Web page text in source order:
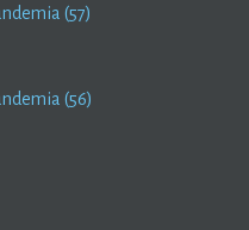
(57)
(56)